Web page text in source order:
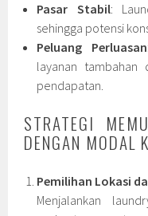
Pasar Stabil:
sehingga potensi
Peluang Perluasan
layanan tambahan
pendapatan.
STRATEGI
DENGAN MODAL
Pemilihan Lokasi
Menjalankan